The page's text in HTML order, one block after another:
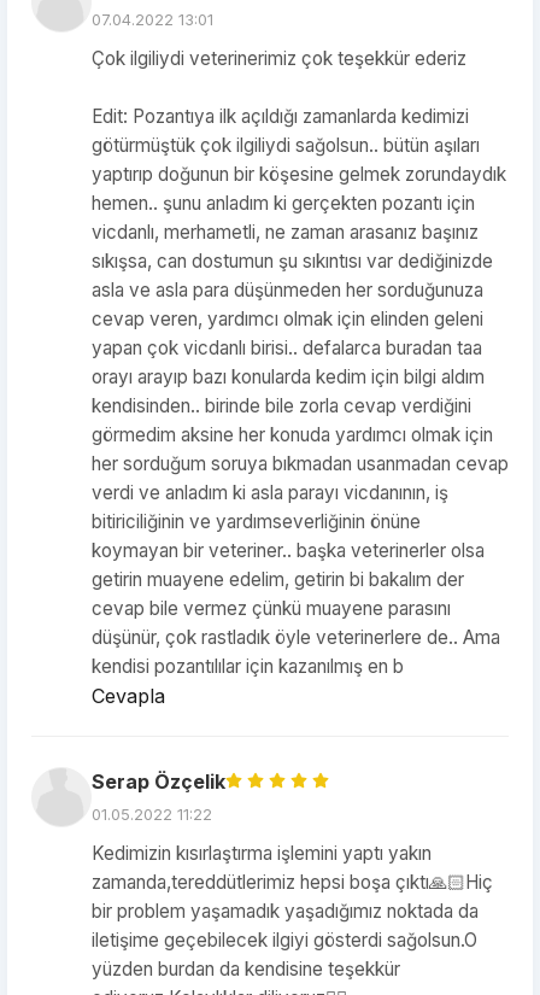
07.04.2022 13:01
Çok ilgiliydi veterinerimiz çok teşekkür ederiz
Edit: Pozantıya ilk açıldığı zamanlarda kedimizi
götürmüştük çok ilgiliydi sağolsun.. bütün aşıları
yaptırıp doğunun bir köşesine gelmek zorundaydık
hemen.. şunu anladım ki gerçekten pozantı için
vicdanlı, merhametli, ne zaman arasanız başınız
sıkışsa, can dostumun şu sıkıntısı var dediğinizde
asla ve asla para düşünmeden her sorduğunuza
cevap veren, yardımcı olmak için elinden geleni
yapan çok vicdanlı birisi.. defalarca buradan taa
orayı arayıp bazı konularda kedim için bilgi aldım
kendisinden.. birinde bile zorla cevap verdiğini
görmedim aksine her konuda yardımcı olmak için
her sorduğum soruya bıkmadan usanmadan cevap
verdi ve anladım ki asla parayı vicdanının, iş
bitiriciliğinin ve yardımseverliğinin önüne
koymayan bir veteriner.. başka veterinerler olsa
getirin muayene edelim, getirin bi bakalım der
cevap bile vermez çünkü muayene parasını
düşünür, çok rastladık öyle veterinerlere de.. Ama
kendisi pozantılılar için kazanılmış en b
Cevapla
Serap Özçelik
01.05.2022 11:22
Kedimizin kısırlaştırma işlemini yaptı yakın
zamanda,tereddütlerimiz hepsi boşa çıktı🙏🏻Hiç
bir problem yaşamadık yaşadığımız noktada da
iletişime geçebilecek ilgiyi gösterdi sağolsun.O
yüzden burdan da kendisine teşekkür